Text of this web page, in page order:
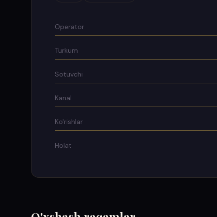
Operator
Turkum
Sotuvchi
Kanal
Ko'rishlar
Holat